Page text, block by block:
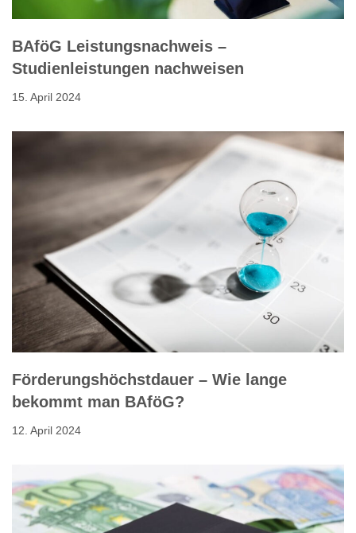
BAföG Leistungsnachweis –
Studienleistungen nachweisen
15. April 2024
Förderungshöchstdauer – Wie lange
bekommt man BAföG?
12. April 2024